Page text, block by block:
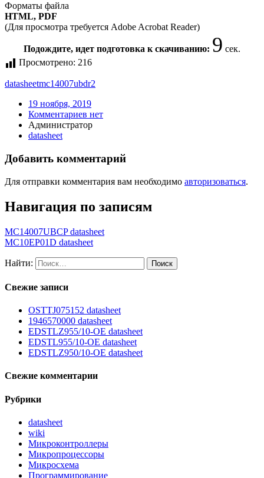
Форматы файла
HTML, PDF
(Для просмотра требуется Adobe Acrobat Reader)
Подождите, идет подготовка к скачиванию: 9 сек.
Просмотрено: 216
datasheetmc14007ubdr2
19 ноября, 2019
Комментариев нет
Администратор
datasheet
Добавить комментарий
Для отправки комментария вам необходимо авторизоваться.
Навигация по записям
MC14007UBCP datasheet
MC10EP01D datasheet
Найти:
Свежие записи
OSTTJ075152 datasheet
1946570000 datasheet
EDSTLZ955/10-OE datasheet
EDSTL955/10-OE datasheet
EDSTLZ950/10-OE datasheet
Свежие комментарии
Рубрики
datasheet
wiki
Микроконтроллеры
Микропроцессоры
Микросхема
Программирование